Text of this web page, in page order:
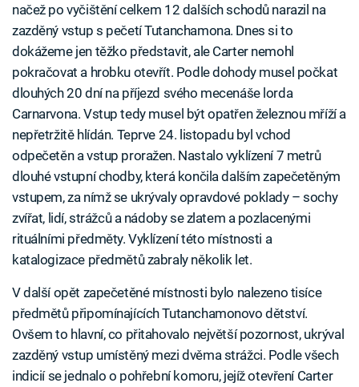
načež po vyčištění celkem 12 dalších schodů narazil na
zazděný vstup s pečetí Tutanchamona. Dnes si to
dokážeme jen těžko představit, ale Carter nemohl
pokračovat a hrobku otevřít. Podle dohody musel počkat
dlouhých 20 dní na příjezd svého mecenáše lorda
Carnarvona. Vstup tedy musel být opatřen železnou mříží a
nepřetržitě hlídán. Teprve 24. listopadu byl vchod
odpečetěn a vstup proražen. Nastalo vyklízení 7 metrů
dlouhé vstupní chodby, která končila dalším zapečetěným
vstupem, za nímž se ukrývaly opravdové poklady – sochy
zvířat, lidí, strážců a nádoby se zlatem a pozlacenými
rituálními předměty. Vyklízení této místnosti a
katalogizace předmětů zabraly několik let.
V další opět zapečetěné místnosti bylo nalezeno tisíce
předmětů připomínajících Tutanchamonovo dětství.
Ovšem to hlavní, co přitahovalo největší pozornost, ukrýval
zazděný vstup umístěný mezi dvěma strážci. Podle všech
indicií se jednalo o pohřební komoru, jejíž otevření Carter